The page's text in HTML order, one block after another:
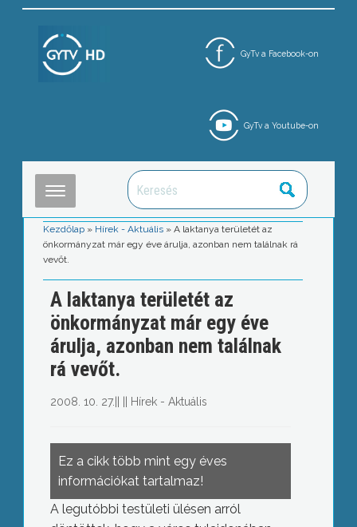
GyTv a Facebook-on
GyTv a Youtube-on
Kezdőlap » Hírek - Aktuális »A laktanya területét az
önkormányzat már egy éve árulja, azonban nem találnak rá
vevőt.
A laktanya területét az
önkormányzat már egy éve
árulja, azonban nem találnak
rá vevőt.
2008. 10. 27. Hírek - Aktuális
Ez a cikk több mint egy éves
információkat tartalmaz!
A legutóbbi testületi ülésen arról